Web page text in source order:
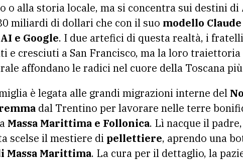
o alla storia locale, ma si concentra sui destini di
miliardi di dollari che con il suo modello Claude
e Google. I due artefici di questa realtà, i fratelli
e cresciuti a San Francisco, ma la loro
affondano le radici nel cuore della Toscana
è legata alle grandi migrazioni interne del
dal Trentino per lavorare nelle terre
Massa Marittima e Follonica. Lì nacque il padre,
scelse il mestiere di pellettiere, aprendo una
Massa Marittima. La cura per il dettaglio, la